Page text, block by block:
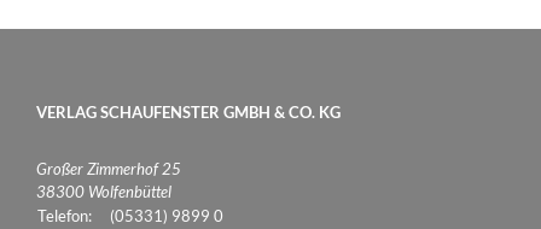
VERLAG SCHAUFENSTER GMBH & CO. KG
Großer Zimmerhof 25
38300 Wolfenbüttel
Telefon:
(05331) 9899 0